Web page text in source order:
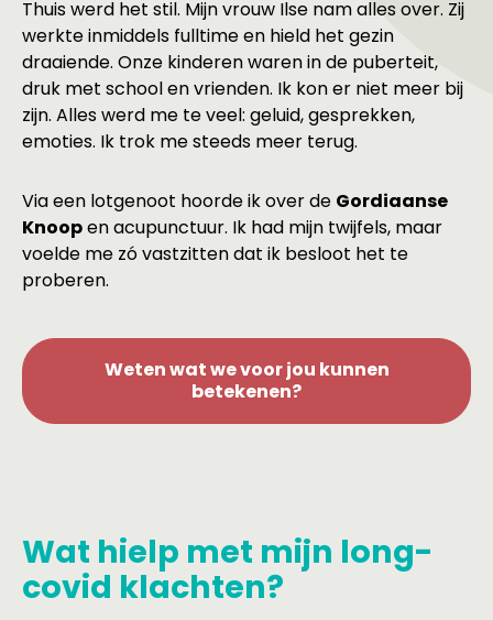
Thuis werd het stil. Mijn vrouw Ilse nam alles over. Zij
werkte inmiddels fulltime en hield het gezin
draaiende. Onze kinderen waren in de puberteit,
druk met school en vrienden. Ik kon er niet meer bij
zijn. Alles werd me te veel: geluid, gesprekken,
emoties. Ik trok me steeds meer terug.
Via een lotgenoot hoorde ik over de Gordiaanse
Knoopen acupunctuur. Ik had mijn twijfels, maar
voelde me zó vastzitten dat ik besloot het te
proberen.
Weten wat we voor jou kunnen
betekenen?
Wat hielp met mijn long-
covid klachten?